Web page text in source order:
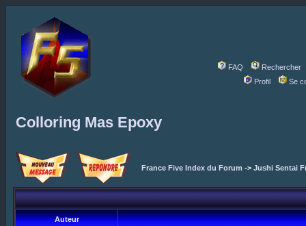
FAQ
Rechercher
Profil
Se
Colloring Mas Epoxy
France Five Index du Forum -> Jushi Sentai
Auteur